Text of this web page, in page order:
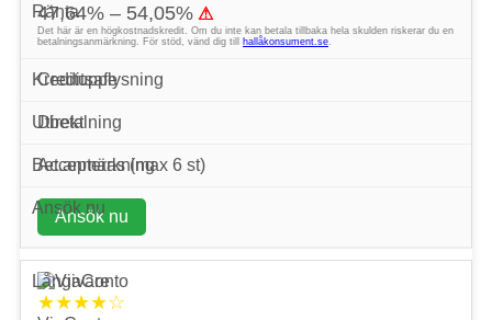
47,64% – 54,05% ⚠
Det här är en högkostnadskredit. Om du inte kan betala tillbaka hela skulden riskerar du en
betalningsanmärkning. För stöd, vänd dig till hallåkonsument.se
Creditsafe
Direkt
Accepteras (max 6 st)
Ansök nu
★★★★☆